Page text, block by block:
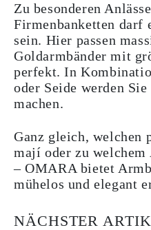
Zu besonderen
Firmenbanketten darf
sein. Hier passen
Goldarmbänder mit
perfekt. In
oder Seide werden
machen.
Ganz gleich, welchen
mají oder zu welchem
– OMARA bietet
mühelos und elegant
NÄCHSTER